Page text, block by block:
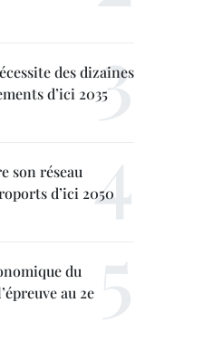
des dizaines
d’ici 2035
son réseau
d’ici 2050
du
au 2e